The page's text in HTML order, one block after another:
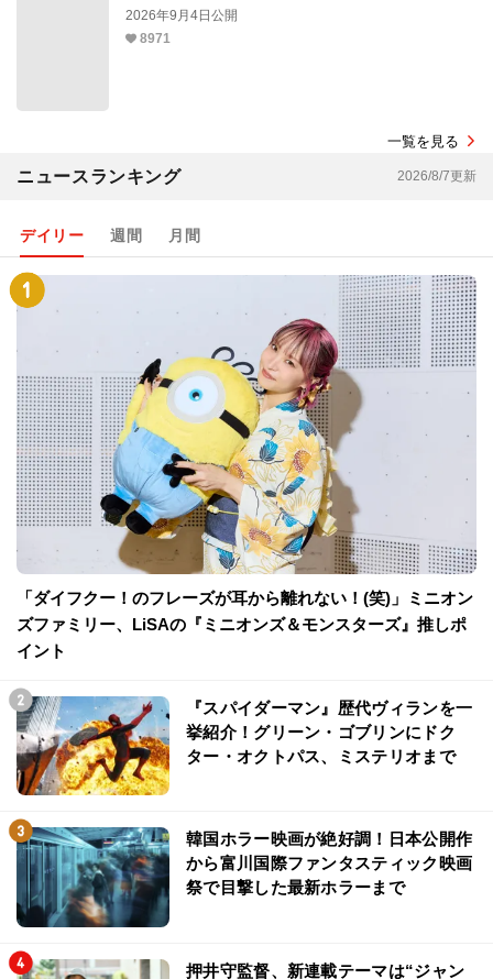
2026年9月4日公開
8971
一覧を見る
ニュースランキング 2026/8/7更新
デイリー 週間 月間
「ダイフクー！のフレーズが耳から離れない！(笑)」ミニオン
ズファミリー、LiSAの『ミニオンズ＆モンスターズ』推しポ
イント
『スパイダーマン』歴代ヴィランを一
挙紹介！グリーン・ゴブリンにドク
ター・オクトパス、ミステリオまで
韓国ホラー映画が絶好調！日本公開作
から富川国際ファンタスティック映画
祭で目撃した最新ホラーまで
押井守監督、新連載テーマは“ジャン